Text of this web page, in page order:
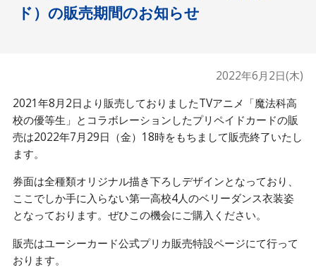
ド）の販売期間のお知らせ
2022年6月2日(木)
2021年8月2日より販売しておりましたTVアニメ「魔法科高
校の優等生」とコラボレーションしたプリペイドカードの販
売は2022年7月29日（金）18時をもちまして販売終了いたし
ます。
券面は全種類オリジナル描き下ろしデザインとなっており、
ここでしか手に入らない第一高校4人のベリーダンス衣装姿
となっております。ぜひこの機会にご購入ください。
販売はユーシーカード公式プリカ販売特設ページにて行って
おります。